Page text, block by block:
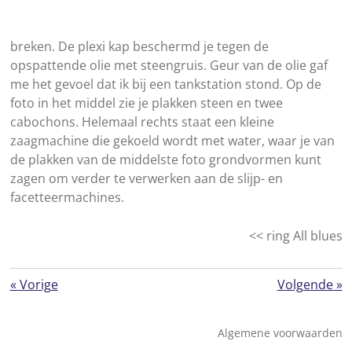
breken. De plexi kap beschermd je tegen de
opspattende olie met steengruis. Geur van de olie gaf
me het gevoel dat ik bij een tankstation stond. Op de
foto in het middel zie je plakken steen en twee
cabochons. Helemaal rechts staat een kleine
zaagmachine die gekoeld wordt met water, waar je van
de plakken van de middelste foto grondvormen kunt
zagen om verder te verwerken aan de slijp- en
facetteermachines.
<< ring All blues
«Vorige Volgende»
Algemene voorwaarden